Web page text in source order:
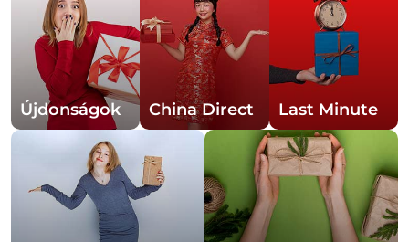
Újdonságok China Direct Last Minute